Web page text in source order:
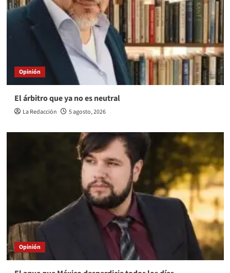
Opinión
El árbitro que ya no es neutral
La Redacción 5 agosto, 2026
Opinión